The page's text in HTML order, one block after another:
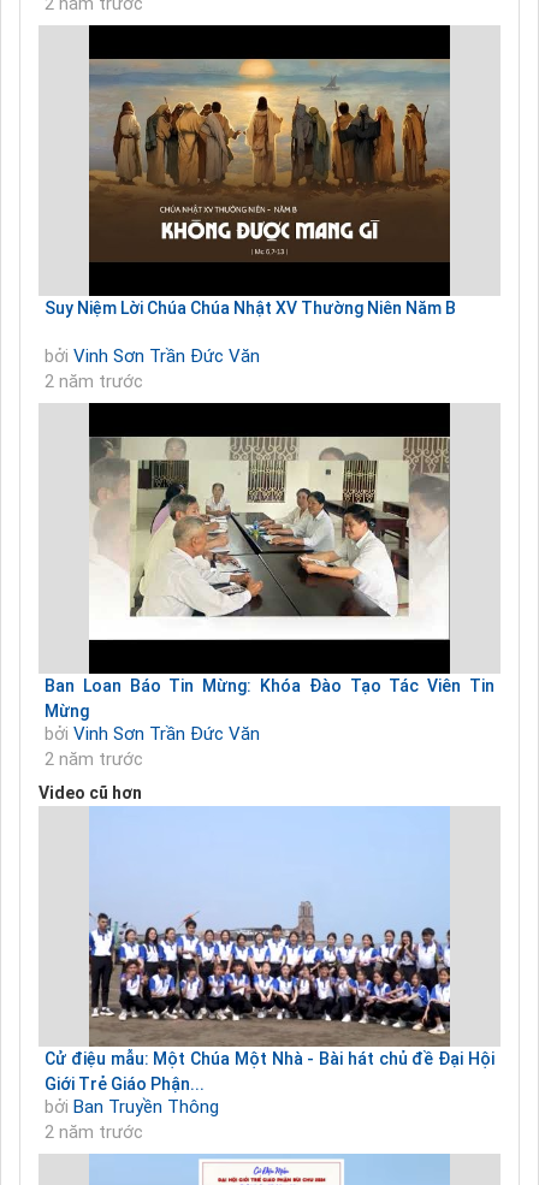
Suy Niệm Lời Chúa Chúa Nhật XV Thường Niên Năm B
bởi Vinh Sơn Trần Đức Văn
2 năm trước
Ban Loan Báo Tin Mừng: Khóa Đào Tạo Tác Viên Tin
Mừng
bởi Vinh Sơn Trần Đức Văn
2 năm trước
Video cũ hơn
Cử điệu mẫu: Một Chúa Một Nhà - Bài hát chủ đề Đại Hội
Giới Trẻ Giáo Phận...
bởi Ban Truyền Thông
2 năm trước